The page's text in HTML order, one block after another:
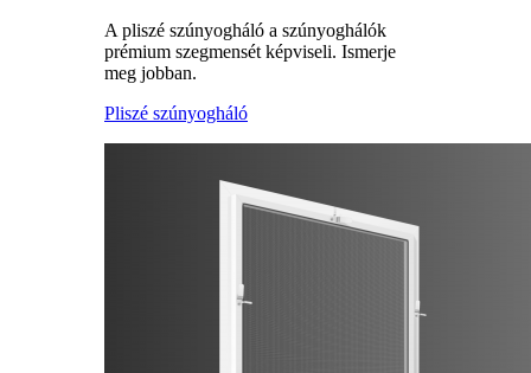
A pliszé szúnyogháló a szúnyoghálók
prémium szegmensét képviseli. Ismerje
meg jobban.
Pliszé szúnyogháló